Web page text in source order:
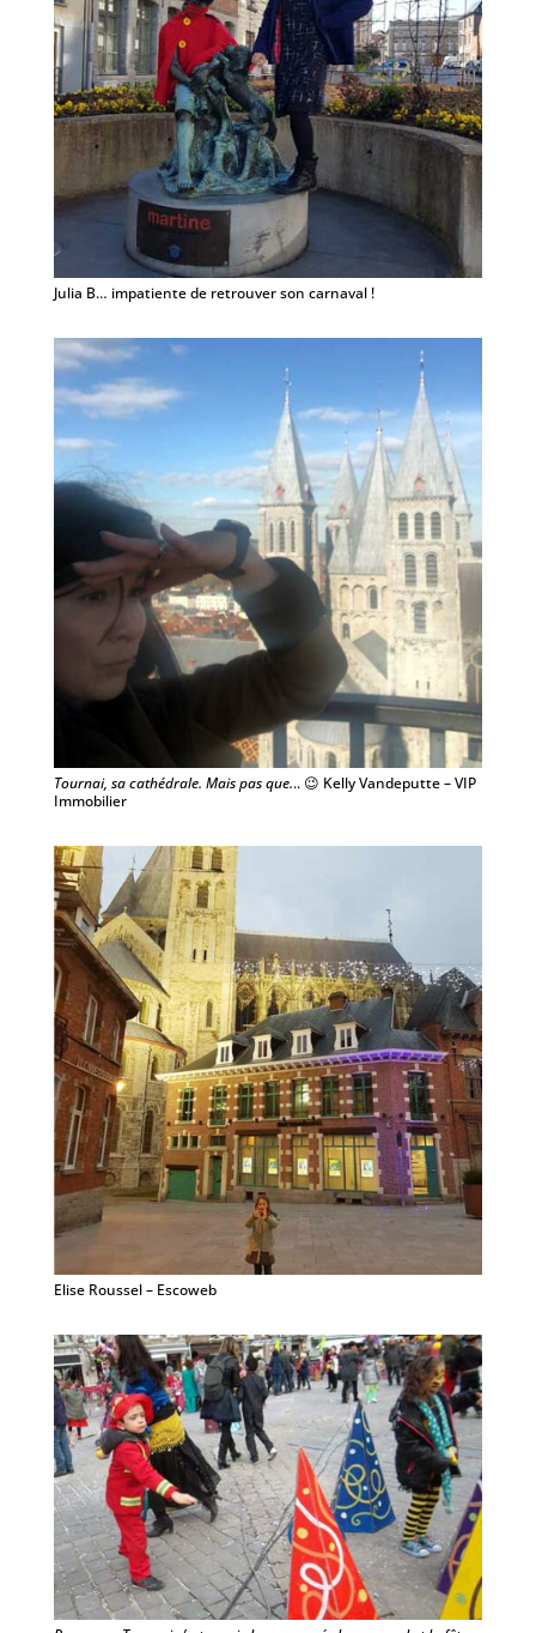
Julia B… impatiente de retrouver son carnaval !
Tournai, sa cathédrale. Mais pas que... 😉 Kelly Vandeputte – VIP
Immobilier
Elise Roussel – Escoweb